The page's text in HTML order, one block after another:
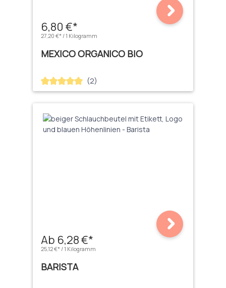
6,80 €*
27,20 €* / 1 Kilogramm
MEXICO ORGANICO BIO
Durchschnittliche Bewertung von 5 von 5 Sternen
(2)
Ab 6,28 €*
25,12 €* / 1 Kilogramm
BARISTA